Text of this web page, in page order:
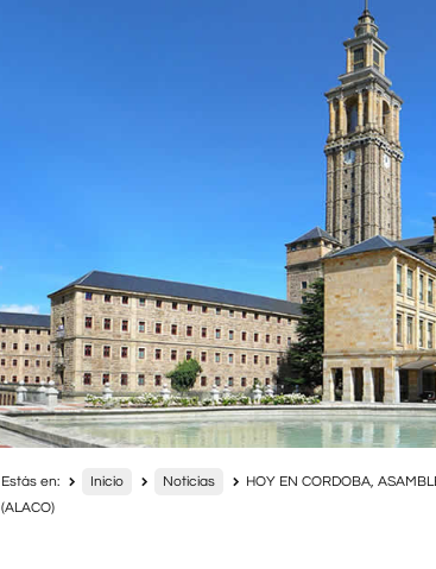
Estás en: Inicio Noticias
HOY EN CORDOBA,
(ALACO)